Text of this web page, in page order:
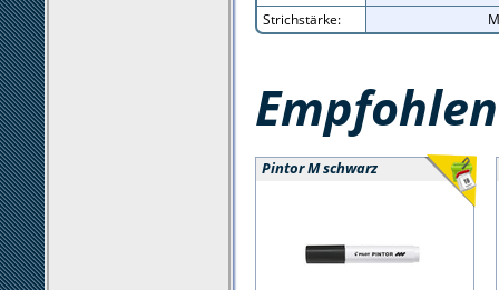
Strichstärke:
Pintor M schwarz